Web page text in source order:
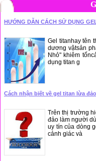
HƯỚNG DẪN CÁCH SỬ DỤNG
Gel titanhay tên
dương vậtsản
Nhỏ" khiêm
dụng titan g
Cách nhận biết về gel titan lừa
Trên thị trường
đảo làm người
uy tín của dòng
cảnh giác và